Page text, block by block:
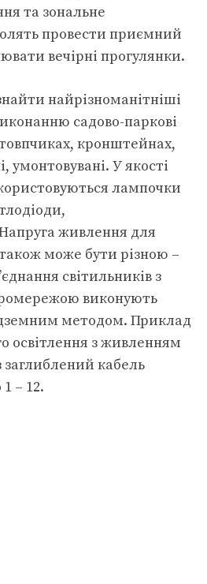
та зональне
провести приємний
вечірні прогулянки.
найрізноманітніші
садово-паркові
кронштейнах,
умонтовувані. У якості
лампочки
живлення для
може бути різною –
світильників з
виконують
методом. Приклад
освітлення з живленням
заглиблений кабель
– 12.